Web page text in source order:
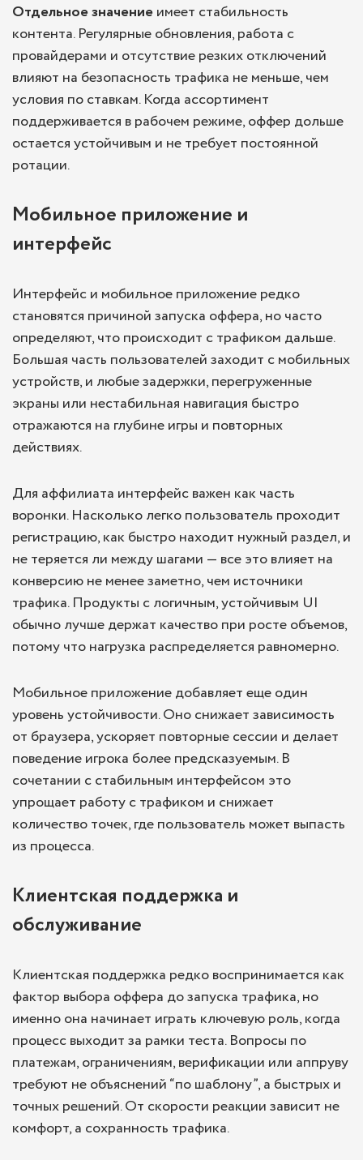
Отдельное значениеимеет стабильность
контента. Регулярные обновления, работа с
провайдерами и отсутствие резких отключений
влияют на безопасность трафика не меньше, чем
условия по ставкам. Когда ассортимент
поддерживается в рабочем режиме, оффер дольше
остается устойчивым и не требует постоянной
ротации.
Мобильное приложение и
интерфейс
Интерфейс и мобильное приложение редко
становятся причиной запуска оффера, но часто
определяют, что происходит с трафиком дальше.
Большая часть пользователей заходит с мобильных
устройств, и любые задержки, перегруженные
экраны или нестабильная навигация быстро
отражаются на глубине игры и повторных
действиях.
Для аффилиата интерфейс важен как часть
воронки. Насколько легко пользователь проходит
регистрацию, как быстро находит нужный раздел, и
не теряется ли между шагами — все это влияет на
конверсию не менее заметно, чем источники
трафика. Продукты с логичным, устойчивым UI
обычно лучше держат качество при росте объемов,
потому что нагрузка распределяется равномерно.
Мобильное приложение добавляет еще один
уровень устойчивости. Оно снижает зависимость
от браузера, ускоряет повторные сессии и делает
поведение игрока более предсказуемым. В
сочетании с стабильным интерфейсом это
упрощает работу с трафиком и снижает
количество точек, где пользователь может выпасть
из процесса.
Клиентская поддержка и
обслуживание
Клиентская поддержка редко воспринимается как
фактор выбора оффера до запуска трафика, но
именно она начинает играть ключевую роль, когда
процесс выходит за рамки теста. Вопросы по
платежам, ограничениям, верификации или аппруву
требуют не объяснений “по шаблону”, а быстрых и
точных решений. От скорости реакции зависит не
комфорт, а сохранность трафика.